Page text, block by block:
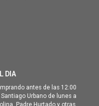
DIA
antes de las 12:00
Urbano de lunes a
Padre Hurtado y otras